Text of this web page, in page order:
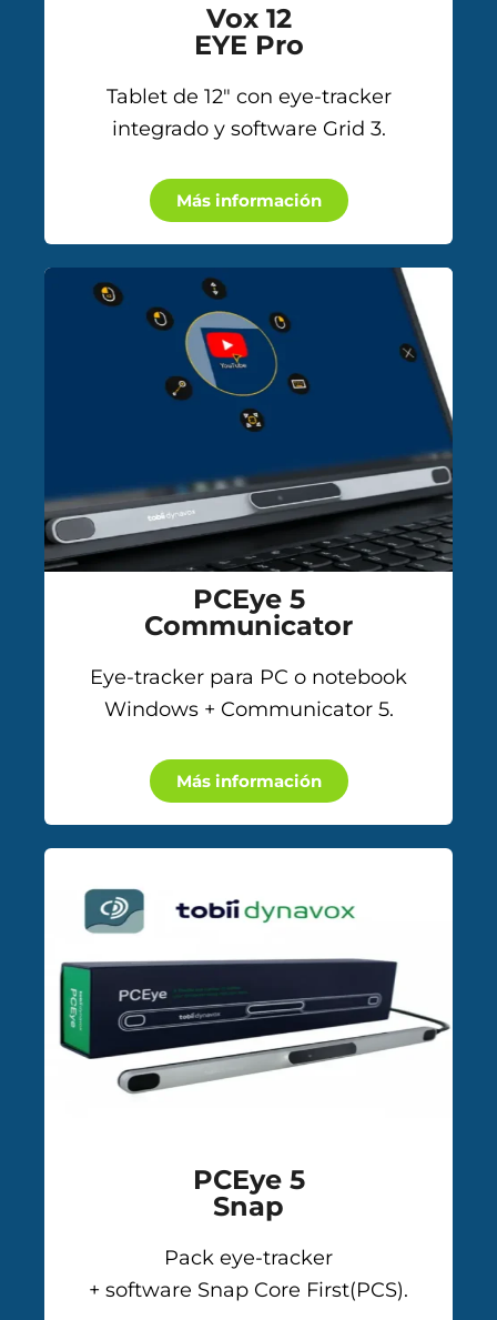
Vox 12
EYE Pro
Tablet de 12″ con eye-tracker
integrado y software Grid 3.
Más información
PCEye 5
Communicator
Eye-tracker para PC o notebook
Windows + Communicator 5.
Más información
PCEye 5
Snap
Pack eye-tracker
+ software Snap Core First(PCS).